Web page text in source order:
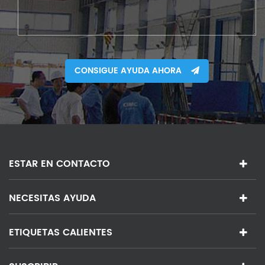
CONSIGUE AYUDA AHORA
ESTAR EN CONTACTO
NECESITAS AYUDA
ETIQUETAS CALIENTES